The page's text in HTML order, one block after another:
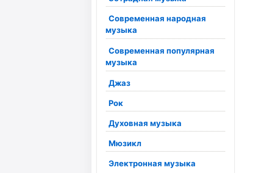
Современная народная
музыка
Современная популярная
музыка
Джаз
Рок
Духовная музыка
Мюзикл
Электронная музыка